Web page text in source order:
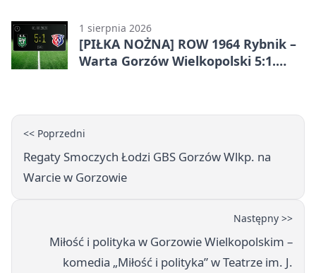
1 sierpnia 2026
[PIŁKA NOŻNA] ROW 1964 Rybnik –
Warta Gorzów Wielkopolski 5:1.
<< Poprzedni
Regaty Smoczych Łodzi GBS Gorzów Wlkp. na
Warcie w Gorzowie
Następny >>
Miłość i polityka w Gorzowie Wielkopolskim –
komedia „Miłość i polityka” w Teatrze im. J.